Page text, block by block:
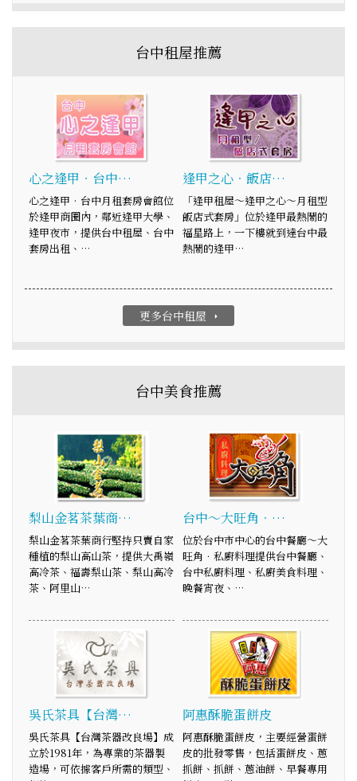
台中租屋推薦
心之逢甲‧台中…
心之逢甲‧台中月租套房會館位
於逢甲商圈內，鄰近逢甲大學、
逢甲夜市，提供台中租屋、台中
套房出租、…
逢甲之心‧飯店…
「逢甲租屋～逢甲之心～月租型
飯店式套房」位於逢甲最熱鬧的
福星路上，一下樓就到達台中最
熱鬧的逢甲…
更多台中租屋 arrow_right
台中美食推薦
梨山金茗茶葉商…
梨山金茗茶葉商行堅持只賣自家
種植的梨山高山茶，提供大禹嶺
高冷茶、福壽梨山茶、梨山高冷
茶、阿里山…
台中～大旺角．…
位於台中市中心的台中餐廳～大
旺角．私廚料理提供台中餐廳、
台中私廚料理、私廚美食料理、
晚餐宵夜、…
吳氏茶具【台灣…
吳氏茶具【台灣茶器改良場】成
立於1981年，為專業的茶器製
造場，可依據客戶所需的類型、
阿惠酥脆蛋餅皮
阿惠酥脆蛋餅皮，主要經營蛋餅
皮的批發零售，包括蛋餅皮、蔥
抓餅、抓餅、蔥油餅、早餐專用